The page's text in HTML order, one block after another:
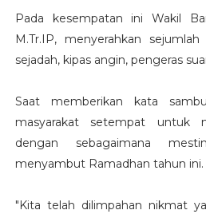
Pada kesempatan ini Wakil
M.Tr.IP, menyerahkan
sejadah, kipas angin, pengeras
Saat memberikan kata
masyarakat setempat untuk
dengan sebagaimana
menyambut Ramadhan tahun ini.
"Kita telah dilimpahan nikmat